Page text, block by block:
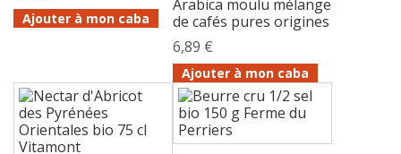
Ajouter à mon caba
Arabica moulu mélange
de cafés pures origines
6,89 €
Ajouter à mon caba